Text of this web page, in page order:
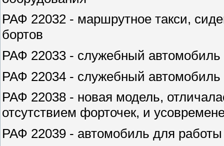
РАФ 22032 - маршрутное такси,
бортов
РАФ 22033 - служебный
РАФ 22034 - служебный
РАФ 22038 - новая модель,
отсутствием форточек, и
РАФ 22039 - автомобиль для